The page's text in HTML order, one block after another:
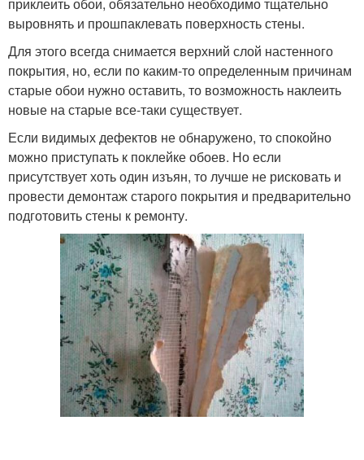
выровнять и прошпаклевать поверхность стены.
Для этого всегда снимается верхний слой настенного
покрытия, но, если по каким-то определенным причинам
старые обои нужно оставить, то возможность наклеить
новые на старые все-таки существует.
Если видимых дефектов не обнаружено, то спокойно
можно приступать к поклейке обоев. Но если
присутствует хоть один изъян, то лучше не рисковать и
провести демонтаж старого покрытия и предварительно
подготовить стены к ремонту.